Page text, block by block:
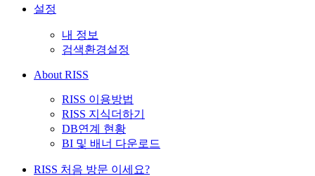
설정
내 정보
검색환경설정
About RISS
RISS 이용방법
RISS 지식더하기
DB연계 현황
BI 및 배너 다운로드
RISS 처음 방문 이세요?